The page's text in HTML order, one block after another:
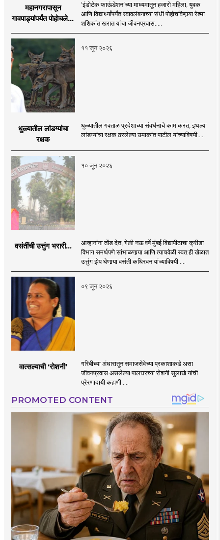
महानगरापासून
गावपाड्यांपर्यंत पोहोचलेली
‘इंडोटेक फाऊंडेशन’च्या माध्यमातून हजारो महिला, युवक
आणि विद्यार्थ्यांपर्यंत स्वावलंबनाच्या संधी पोहोचविणार्‍या रेश्मा
शशिकांत खरात यांचा जीवनप्रवास.....
११ जून २०२६
धुळ्यातील लांडग्यांचा
रक्षक
धुळ्यातील गवताळ प्रदेशाच्या संवर्धनाचे काम करत, इथल्या
लांडग्यांचा रक्षक ठरलेल्या उमाकांत पाटील यांच्याविषयी.....
१० जून २०२६
वसंतींची उत्तुंग भरारी...
आव्हानांना तोंड देत, गेली नऊ वर्षे मुंबई विद्यापीठाचा क्रीडा
विभाग समर्थपणे सांभाळणार्‍या आणि त्याचवेळी स्वत:ही खेळात
उत्तुंग झेप घेणार्‍या वसंती कधिरवन यांच्याविषयी.....
०९ जून २०२६
वात्सल्याची ‌‘रोशनी‌’
गरिबीच्या अंधारातून समाजसेवेच्या प्रकाशाकडे असा
जीवनप्रवास असलेल्या पालघरच्या रोशनी सुलाखे यांची
प्रेरणादायी कहाणी.....